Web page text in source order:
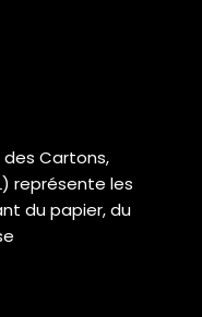
des Cartons,
représente les
du papier, du